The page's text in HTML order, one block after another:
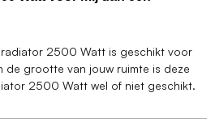
radiator 2500 Watt is geschikt voor
de grootte van jouw ruimte is deze
2500 Watt wel of niet geschikt.